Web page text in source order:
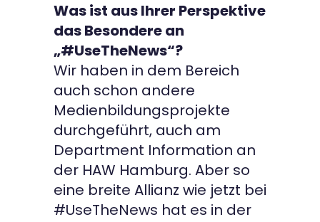
Was ist aus Ihrer Perspektive
das Besondere an
„#UseTheNews“?
Wir haben in dem Bereich
auch schon andere
Medienbildungsprojekte
durchgeführt, auch am
Department Information an
der HAW Hamburg. Aber so
eine breite Allianz wie jetzt bei
#UseTheNews hat es in der